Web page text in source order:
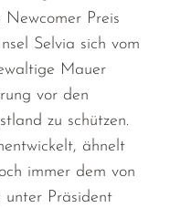
Newcomer Preis
Selvia sich vom
Mauer
vor den
zu schützen.
ähnelt
immer dem von
unter Präsident